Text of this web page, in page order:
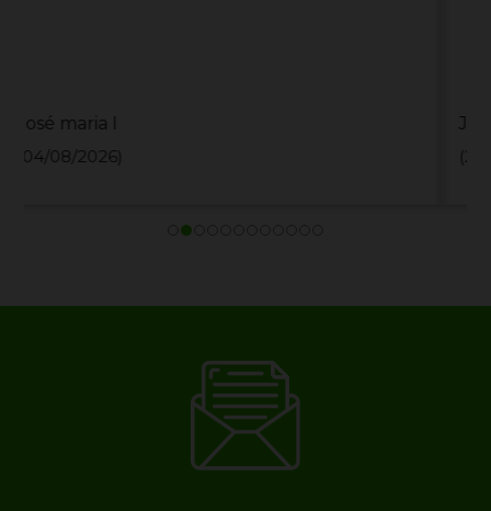
Jonathan J
(28/07/2026)